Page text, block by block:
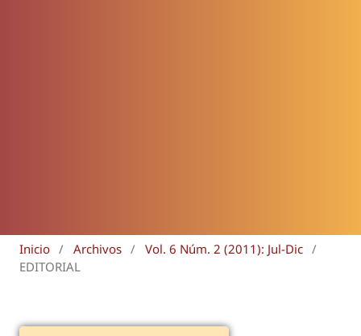
Inicio / Archivos / Vol. 6 Núm. 2 (2011): Jul-Dic /
EDITORIAL